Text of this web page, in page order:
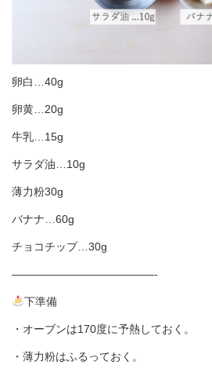
卵白…40g
卵黄…20g
牛乳…15g
サラダ油…10g
薄力粉30g
バナナ…60g
チョコチップ…30g
—————————————-
下準備
・オーブンは170度に予熱しておく。
・薄力粉はふるっておく。